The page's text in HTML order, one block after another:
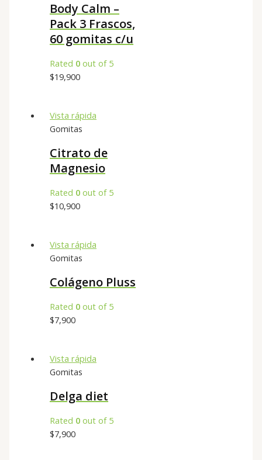
Body Calm –
Pack 3 Frascos,
60 gomitas c/u
Rated 0 out of 5
$19,900
Vista rápida
Gomitas
Citrato de
Magnesio
Rated 0 out of 5
$10,900
Vista rápida
Gomitas
Colágeno Pluss
Rated 0 out of 5
$7,900
Vista rápida
Gomitas
Delga diet
Rated 0 out of 5
$7,900